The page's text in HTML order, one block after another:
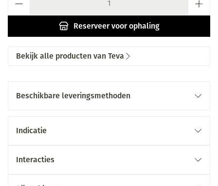
Reserveervoor ophaling
Bekijk alle producten van Teva
Beschikbare leveringsmethoden
Indicatie
Interacties